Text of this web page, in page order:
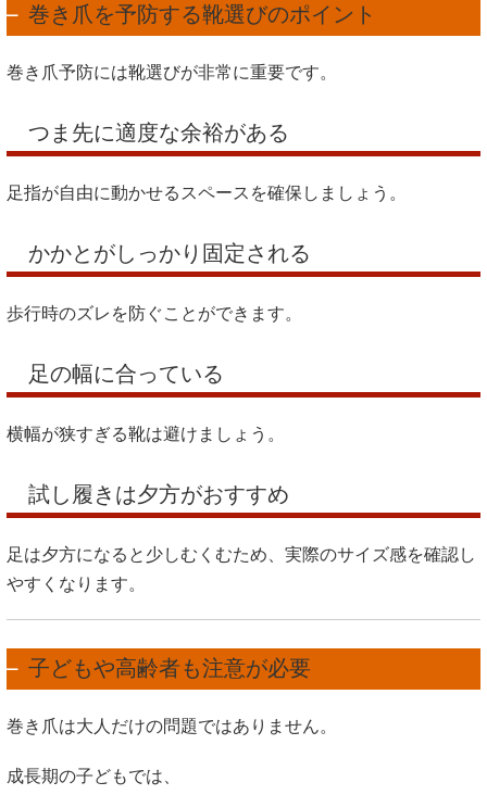
巻き爪を予防する靴選びのポイント
巻き爪予防には靴選びが非常に重要です。
つま先に適度な余裕がある
足指が自由に動かせるスペースを確保しましょう。
かかとがしっかり固定される
歩行時のズレを防ぐことができます。
足の幅に合っている
横幅が狭すぎる靴は避けましょう。
試し履きは夕方がおすすめ
足は夕方になると少しむくむため、実際のサイズ感を確認し
やすくなります。
子どもや高齢者も注意が必要
巻き爪は大人だけの問題ではありません。
成長期の子どもでは、